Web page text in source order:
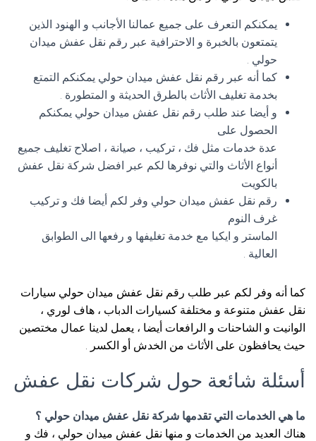
يمكنكم التعرف على جميع عمالنا الأجانب و الهنود الذين
يتمتعون بالخبرة و الاحترافية عبر رقم نقل عفش ميدان
حولي .
كما أنه عبر رقم نقل عفش ميدان حولي يمكنكم التمتع
بخدمة تغليف الأثاث بالطرق الحديثة و المتطورة .
و أيضا عند طلب رقم نقل عفش ميدان حولي يمكنكم
الحصول على
عدة خدمات مثل فك ، تركيب ، صيانة ، اصلاح تغليف جميع
أنواع الأثاث والتي نوفرها لكم عبر افضل شركة نقل عفش
بالكويت
رقم نقل عفش ميدان حولي وفر لكم أيضا فك و تركيب
غرف النوم
الماستر و ايكيا مع خدمة تغليفها و رفعها الى الطوابق
العالية .
كما أنه وفر لكم عبر طلب رقم نقل عفش ميدان حولي سيارات
نقل عفش متنوعة و مختلفة كسيارات الدباب ، هاف لوري ،
الوانيت و الشاحنات و الرافعات أيضا ، يعمل لدينا عمال مختصين
حيث يحافظون على الأثاث من الخدش أو الكسر .
أسئلة شائعة حول شركات نقل عفش
ما هي الخدمات التي تقدمها شركة نقل عفش ميدان حولي ؟
هناك العديد من الخدمات و منها نقل عفش ميدان حولي ، فك و